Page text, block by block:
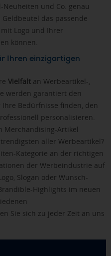
und Co. genau
das passende
Logo und Ihrer
können.
Ihren einzigartigen
Vielfalt an Werbeartikel-,
werden garantiert den
Bedürfnisse finden, den
personalisieren.
Merchandising-Artikel
aller Werbeartikel?
Kategorie an der richtigen
der Werbeindustrie auf
Slogan oder Wunsch-
Highlights im neuen
Sie sich zu jeder Zeit an uns